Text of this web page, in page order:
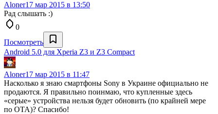
Aloner17 мар 2015 в 13:50
Рад слышать :)
0
Посмотреть
Android 5.0 для Xperia Z3 и Z3 Compact
Aloner17 мар 2015 в 11:47
Насколько я знаю смартфоны Sony в Украине официально не
продаются. Я правильно поинмаю, что купленные здесь
«серые» устройства нельзя будет обновить (по крайней мере
по OTA)? Спасибо!